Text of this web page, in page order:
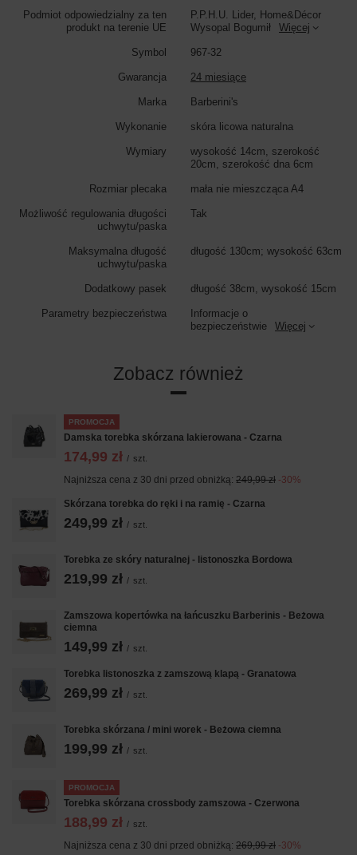
Kolor torebki:biały
Podmiot odpowiedzialny za ten
produkt na terenie UE
P.P.H.U. Lider, Home&Décor
Wysopal Bogumił
Więcej
Symbol 967-32
Gwarancja 24 miesiące
Marka Barberini's
Wykonanie skóra licowa naturalna
Wymiary
wysokość 14cm, szerokość
20cm, szerokość dna 6cm
Rozmiar plecaka mała nie mieszcząca A4
Możliwość regulowania długości
uchwytu/paska
Tak
Maksymalna długość
uchwytu/paska
długość 130cm; wysokość 63cm
Dodatkowy pasek długość 38cm, wysokość 15cm
Parametry bezpieczeństwa
Informacje o
bezpieczeństwie
Więcej
Zobacz również
PROMOCJA
Damska torebka skórzana lakierowana - Czarna
174,99 zł / szt.
Najniższa cena z 30 dni przed obniżką: 249,99 zł -30%
Skórzana torebka do ręki i na ramię - Czarna
249,99 zł / szt.
Torebka ze skóry naturalnej - listonoszka Bordowa
219,99 zł / szt.
Zamszowa kopertówka na łańcuszku Barberinis - Beżowa
ciemna
149,99 zł / szt.
Torebka listonoszka z zamszową klapą - Granatowa
269,99 zł / szt.
Torebka skórzana / mini worek - Beżowa ciemna
199,99 zł / szt.
PROMOCJA
Torebka skórzana crossbody zamszowa - Czerwona
188,99 zł / szt.
Najniższa cena z 30 dni przed obniżką: 269,99 zł -30%